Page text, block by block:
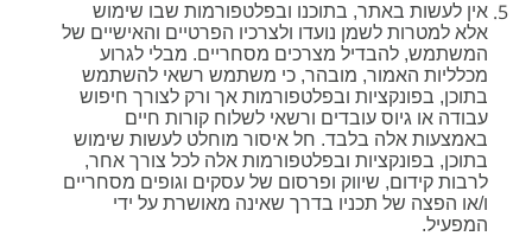
אין לעשות באתר, בתוכנו ובפלטפורמות שבו שימוש
אלא למטרות לשמן נועדו ולצרכיו הפרטיים והאישיים של
המשתמש, להבדיל מצרכים מסחריים. מבלי לגרוע
מכלליות האמור, מובהר, כי משתמש רשאי להשתמש
בתוכן, בפונקציות ובפלטפורמות אך ורק לצורך חיפוש
עבודה או גיוס עובדים ורשאי לשלוח קורות חיים
באמצעות אלה בלבד. חל איסור מוחלט לעשות שימוש
בתוכן, בפונקציות ובפלטפורמות אלה לכל צורך אחר,
לרבות קידום, שיווק ופרסום של עסקים וגופים מסחריים
ו/או הפצה של תכניו בדרך שאינה מאושרת על ידי
המפעיל.